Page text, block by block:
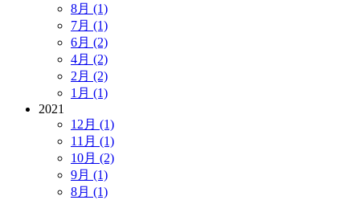
8月 (1)
7月 (1)
6月 (2)
4月 (2)
2月 (2)
1月 (1)
2021
12月 (1)
11月 (1)
10月 (2)
9月 (1)
8月 (1)